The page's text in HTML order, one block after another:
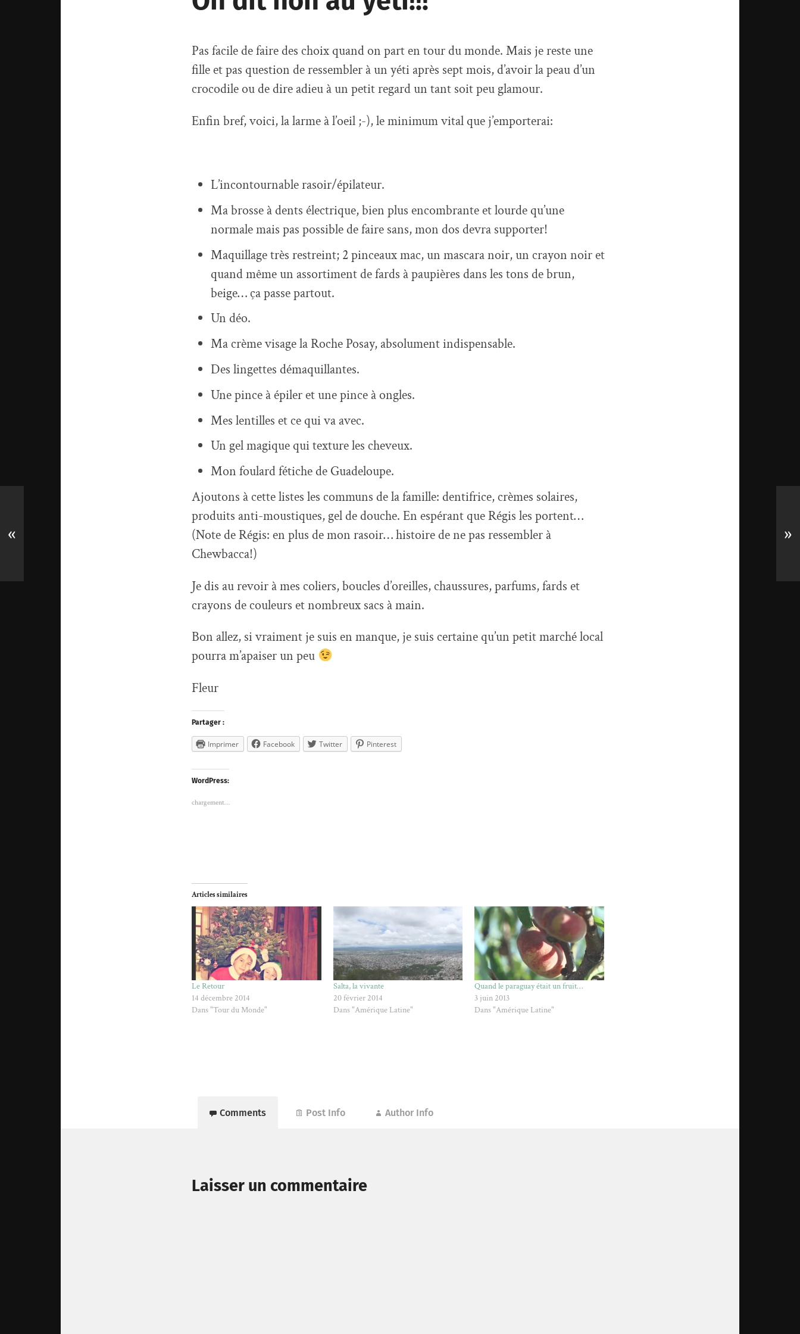
Pas facile de faire des choix quand on part en tour du monde. Mais je reste une
fille et pas question de ressembler à un yéti après sept mois, d’avoir la peau d’un
crocodile ou de dire adieu à un petit regard un tant soit peu glamour.
Enfin bref, voici, la larme à l’oeil ;-), le minimum vital que j’emporterai:
L’incontournable rasoir/épilateur.
Ma brosse à dents électrique, bien plus encombrante et lourde qu’une
normale mais pas possible de faire sans, mon dos devra supporter!
Maquillage très restreint; 2 pinceaux mac, un mascara noir, un crayon noir et
quand même un assortiment de fards à paupières dans les tons de brun,
beige… ça passe partout.
Un déo.
Ma crème visage la Roche Posay, absolument indispensable.
Des lingettes démaquillantes.
Une pince à épiler et une pince à ongles.
Mes lentilles et ce qui va avec.
Un gel magique qui texture les cheveux.
Mon foulard fétiche de Guadeloupe.
Ajoutons à cette listes les communs de la famille: dentifrice, crèmes solaires,
produits anti-moustiques, gel de douche. En espérant que Régis les portent…
(Note de Régis: en plus de mon rasoir… histoire de ne pas ressembler à
Chewbacca!)
Je dis au revoir à mes coliers, boucles d’oreilles, chaussures, parfums, fards et
crayons de couleurs et nombreux sacs à main.
Bon allez, si vraiment je suis en manque, je suis certaine qu’un petit marché local
pourra m’apaiser un peu
Fleur
Partager :
Imprimer Facebook Twitter Pinterest
WordPress:
chargement…
Articles similaires
Le Retour
14 décembre 2014
Dans "Tour du Monde"
Salta, la vivante
20 février 2014
Dans "Amérique Latine"
Quand le paraguay était un fruit…
3 juin 2013
Dans "Amérique Latine"
Comments Post Info Author Info
Laisser un commentaire
« »